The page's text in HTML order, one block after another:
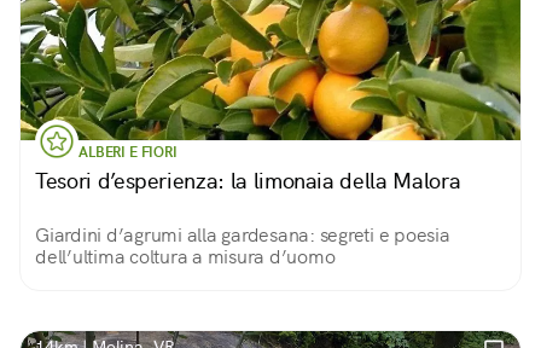
ALBERI E FIORI
Tesori d’esperienza: la limonaia della Malora
Giardini d’agrumi alla gardesana: segreti e poesia
dell’ultima coltura a misura d’uomo